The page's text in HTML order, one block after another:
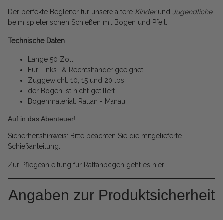
Der perfekte Begleiter für unsere ältere Kinder und Jugendliche,
beim spielerischen Schießen mit Bogen und Pfeil.
Technische Daten
Länge 50 Zoll
Für Links- & Rechtshänder geeignet
Zuggewicht: 10, 15 und 20 lbs
der Bogen ist nicht getillert
Bogenmaterial: Rattan - Manau
Auf in das Abenteuer!
Sicherheitshinweis: Bitte beachten Sie die mitgelieferte
Schießanleitung.
Zur Pflegeanleitung für Rattanbögen geht es hier!
Angaben zur Produktsicherheit